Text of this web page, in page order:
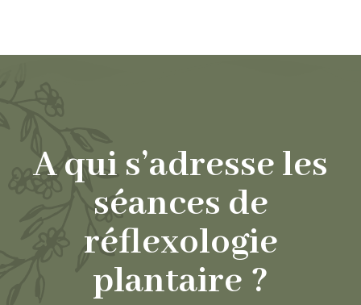
A qui s’adresse les
séances de
réflexologie
plantaire ?